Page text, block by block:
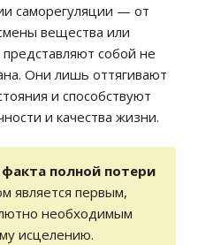
саморегуляции — от
вещества или
собой не
Они лишь оттягивают
и способствуют
и качества жизни.
полной потери
является первым,
необходимым
исцелению.